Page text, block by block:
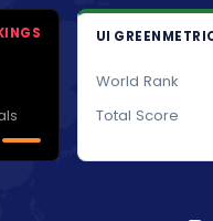
UI
World Rank
Total Score